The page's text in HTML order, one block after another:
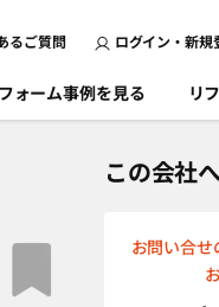
るご質問 ログイン・新規
ォーム事例を見る リ
この会社
お問い合